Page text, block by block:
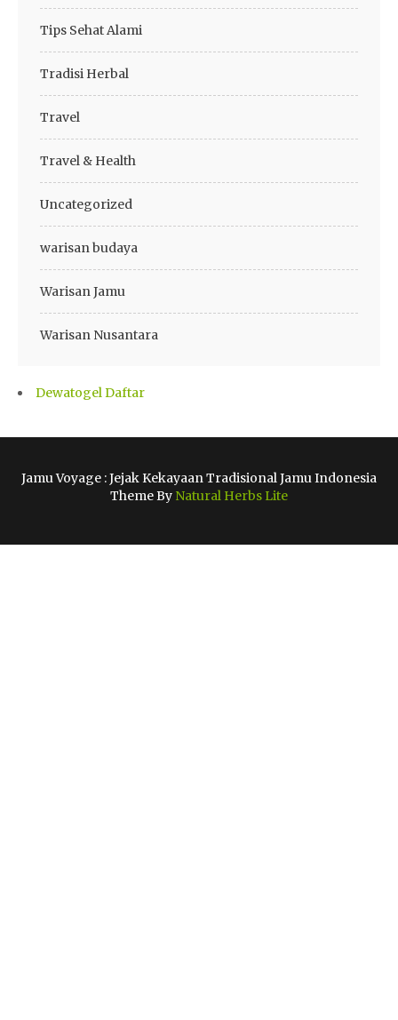
Tips Sehat Alami
Tradisi Herbal
Travel
Travel & Health
Uncategorized
warisan budaya
Warisan Jamu
Warisan Nusantara
Dewatogel Daftar
Jamu Voyage : Jejak Kekayaan Tradisional Jamu Indonesia
Theme By Natural Herbs Lite